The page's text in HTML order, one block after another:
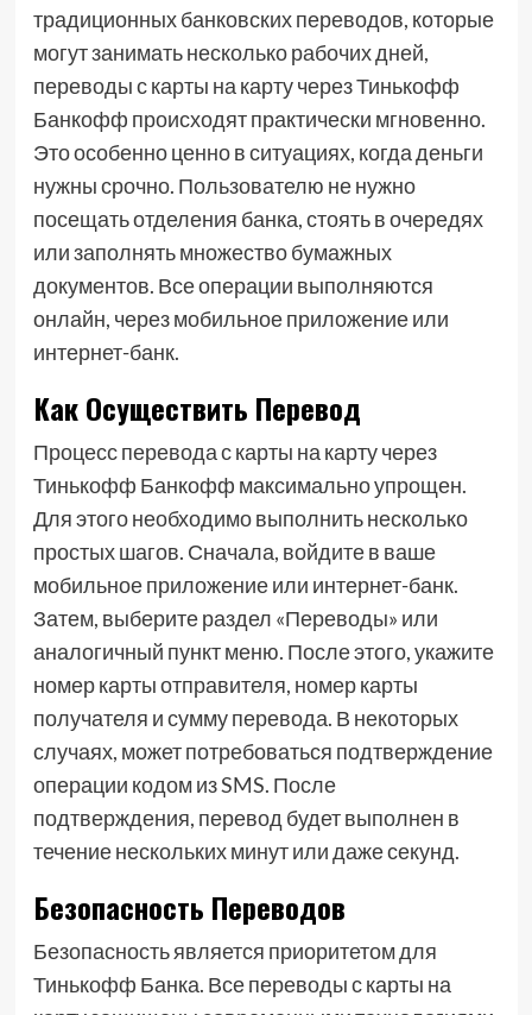
традиционных банковских переводов, которые
могут занимать несколько рабочих дней,
переводы с карты на карту через Тинькофф
Банкофф происходят практически мгновенно.
Это особенно ценно в ситуациях, когда деньги
нужны срочно. Пользователю не нужно
посещать отделения банка, стоять в очередях
или заполнять множество бумажных
документов. Все операции выполняются
онлайн, через мобильное приложение или
интернет-банк.
Как Осуществить Перевод
Процесс перевода с карты на карту через
Тинькофф Банкофф максимально упрощен.
Для этого необходимо выполнить несколько
простых шагов. Сначала, войдите в ваше
мобильное приложение или интернет-банк.
Затем, выберите раздел «Переводы» или
аналогичный пункт меню. После этого, укажите
номер карты отправителя, номер карты
получателя и сумму перевода. В некоторых
случаях, может потребоваться подтверждение
операции кодом из SMS. После
подтверждения, перевод будет выполнен в
течение нескольких минут или даже секунд.
Безопасность Переводов
Безопасность является приоритетом для
Тинькофф Банка. Все переводы с карты на